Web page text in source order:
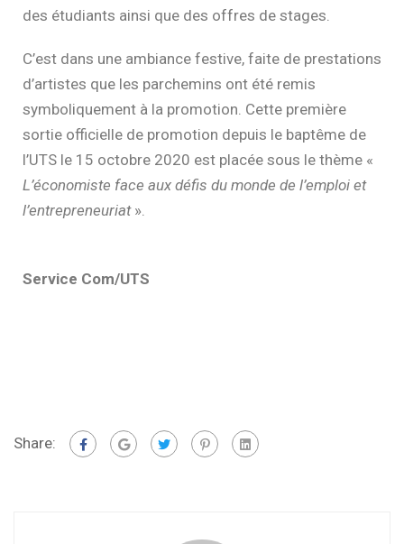
des étudiants ainsi que des offres de stages.
C’est dans une ambiance festive, faite de prestations
d’artistes que les parchemins ont été remis
symboliquement à la promotion. Cette première
sortie officielle de promotion depuis le baptême de
l’UTS le 15 octobre 2020 est placée sous le thème «
L’économiste face aux défis du monde de l’emploi et
l’entrepreneuriat».
Service Com/UTS
Share: